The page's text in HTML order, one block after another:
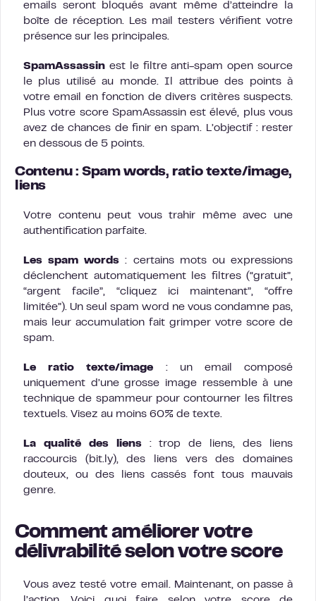
emails seront bloqués avant même d’atteindre la
boîte de réception. Les mail testers vérifient votre
présence sur les principales.
SpamAssassin est le filtre anti-spam open source
le plus utilisé au monde. Il attribue des points à
votre email en fonction de divers critères suspects.
Plus votre score SpamAssassin est élevé, plus vous
avez de chances de finir en spam. L’objectif : rester
en dessous de 5 points.
Contenu : Spam words, ratio texte/image,
liens
Votre contenu peut vous trahir même avec une
authentification parfaite.
Les spam words : certains mots ou expressions
déclenchent automatiquement les filtres (“gratuit”,
“argent facile”, “cliquez ici maintenant”, “offre
limitée”). Un seul spam word ne vous condamne pas,
mais leur accumulation fait grimper votre score de
spam.
Le ratio texte/image : un email composé
uniquement d’une grosse image ressemble à une
technique de spammeur pour contourner les filtres
textuels. Visez au moins 60% de texte.
La qualité des liens: trop de liens, des liens
raccourcis (bit.ly), des liens vers des domaines
douteux, ou des liens cassés font tous mauvais
genre.
Comment améliorer votre
délivrabilité selon votre score
Vous avez testé votre email. Maintenant, on passe à